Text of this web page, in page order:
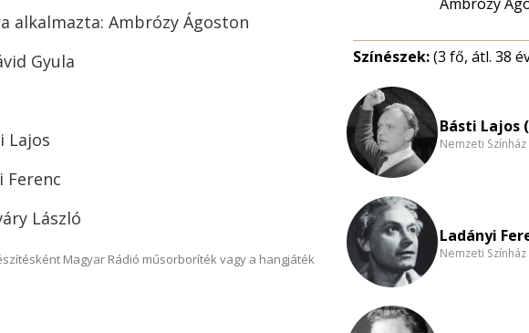
alkalmazta: Ambrózy Ágoston
Gyula
Lajos
Ferenc
László
Magyar Rádió műsorboríték vagy a hangjáték
Színészek:(3 fő, átl. 38
Básti Lajos
Nemzeti
Ladányi
Nemzeti